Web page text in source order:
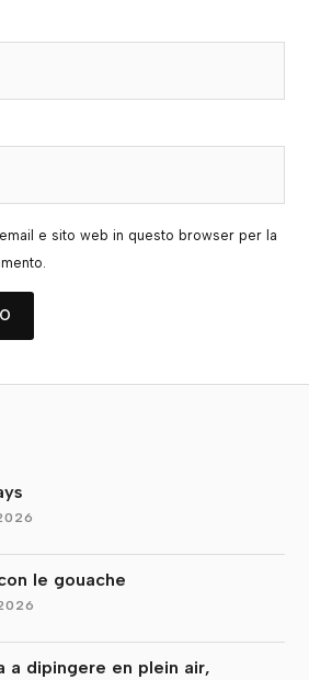
e sito web in questo browser per la
le gouache
a dipingere en plein air,